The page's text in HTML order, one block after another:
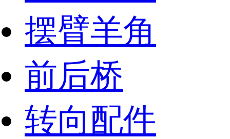
摆臂羊角
前后桥
转向配件